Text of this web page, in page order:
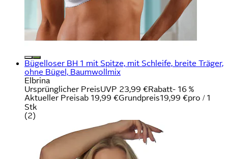
Bügelloser BH 1 mit Spitze, mit Schleife, breite Träger,
ohne Bügel, Baumwollmix
Elbrina
Ursprünglicher PreisUVP 23,99 €Rabatt- 16 %
Aktueller Preisab 19,99 €Grundpreis19,99 €pro / 1
Stk
(2)